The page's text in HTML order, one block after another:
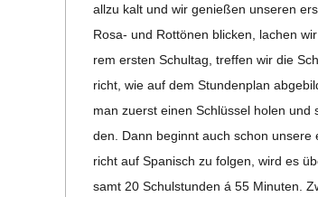
allzu kalt und wir genie­ßen unse­ren
Rosa- und Rot­tö­nen bli­cken, lachen
rem ers­ten Schul­tag, tref­fen wir die
richt, wie auf dem Stun­den­plan
man zuerst einen Schlüs­sel holen
den. Dann beginnt auch schon
richt auf Spa­nisch zu fol­gen, wird es
samt 20 Schul­stun­den á 55 Minu­ten.